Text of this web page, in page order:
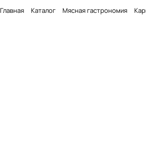
Главная Каталог Мясная гастрономия